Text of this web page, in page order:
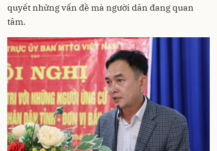
quyết những vấn đề mà người dân đang quan
tâm.